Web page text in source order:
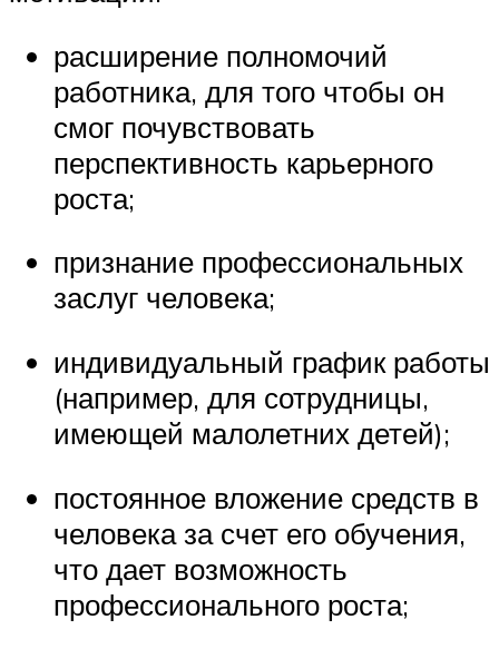
расширение полномочий
работника, для того чтобы он
смог почувствовать
перспективность карьерного
роста;
признание профессиональных
заслуг человека;
индивидуальный график работы
(например, для сотрудницы,
имеющей малолетних детей);
постоянное вложение средств в
человека за счет его обучения,
что дает возможность
профессионального роста;